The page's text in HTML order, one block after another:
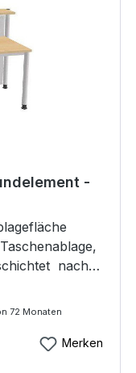
-
nach
gerundet.
72 Monaten
Merken